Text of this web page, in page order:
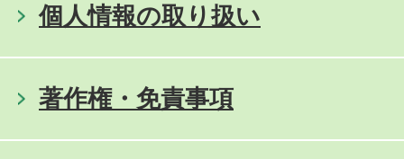
個人情報の取り扱い
著作権・免責事項